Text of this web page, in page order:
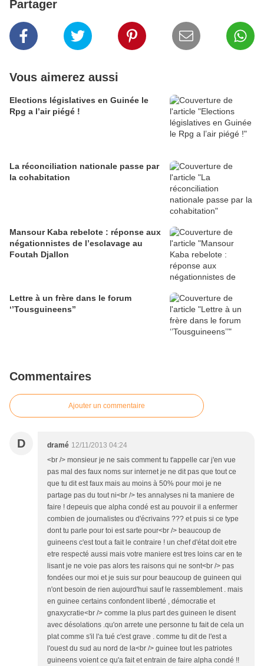
Partager
Vous aimerez aussi
Elections législatives en Guinée le
Rpg a l’air piégé !
La réconciliation nationale passe par
la cohabitation
Mansour Kaba rebelote : réponse aux
négationnistes de l’esclavage au
Foutah Djallon
Lettre à un frère dans le forum
‘’Tousguineens’’
Commentaires
Ajouter un commentaire
D dramé 12/11/2013 04:24
<br /> monsieur je ne sais comment tu t'appelle car j'en vue
pas mal des faux noms sur internet je ne dit pas que tout ce
que tu dit est faux mais au moins à 50% pour moi je ne
partage pas du tout ni<br /> tes annalyses ni ta maniere de
faire ! depeuis que alpha condé est au pouvoir il a enfermer
combien de journalistes ou d'écrivains ??? et puis si ce type
dont tu parle pour toi est sarte pour<br /> beaucoup de
guineens c'est tout a fait le contraire ! un chef d'état doit etre
etre respecté aussi mais votre maniere est tres loins car en te
lisant je ne voie pas alors tes raisons qui ne sont<br /> pas
fondées our moi et je suis sur pour beaucoup de guineen qui
n'ont besoin de rien aujourd'hui sauf le rassemblement . mais
en guinee certains confondent liberté , démocratie et
gnaxycratie<br /> comme la plus part des guineen le disent
avec désolations .qu'on arrete une personne tu fait de cela un
plat comme s'il l'a tué c'est grave . comme tu dit de l'est a
l'ouest du sud au nord de la<br /> guinee tout les patriotes
guineens voient ce qu'a fait et entrain de faire alpha condé !!